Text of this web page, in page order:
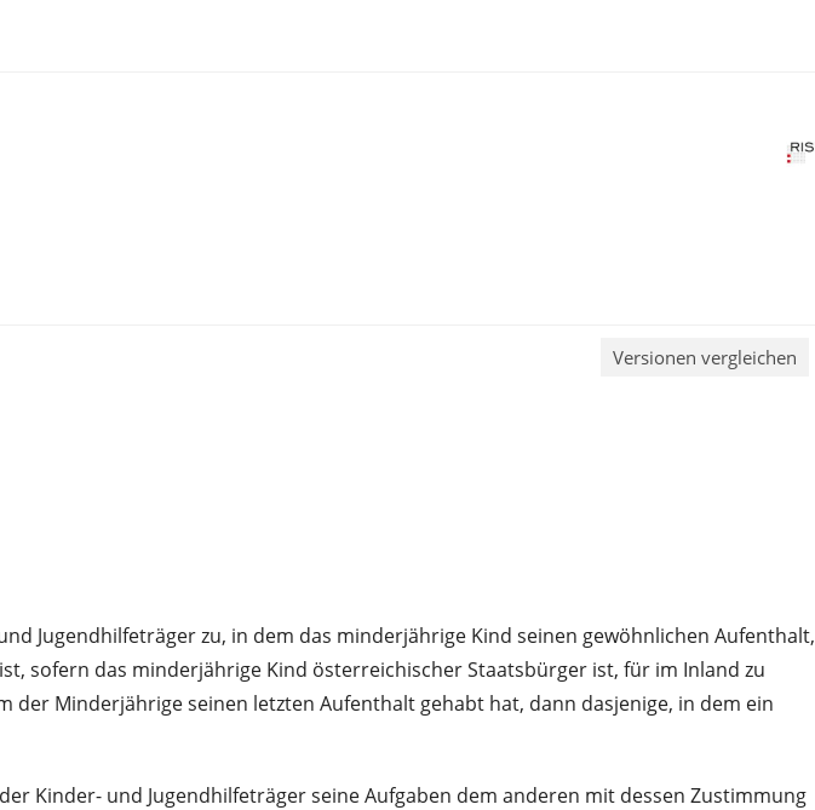
Versionen vergleichen
Jugendhilfeträger zu, in dem das minderjährige Kind seinen gewöhnlichen Aufenthalt,
sofern das minderjährige Kind österreichischer Staatsbürger ist, für im Inland zu
der Minderjährige seinen letzten Aufenthalt gehabt hat, dann dasjenige, in dem ein
Kinder- und Jugendhilfeträger seine Aufgaben dem anderen mit dessen Zustimmung